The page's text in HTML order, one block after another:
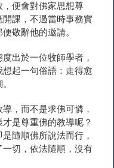
便會對佛家思想尊
課，不過當時事務實
敬辭他的邀請。
出於一位牧師學者，
起一句俗語：走得愈
，而不是求佛可憐，
是尊重佛的教導呢？
隨順佛所說法而行，
切，依法隨順，沒有